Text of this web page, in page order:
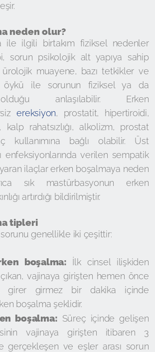
neden olur?
ile ilgili birtakım fiziksel nedenler
sorun psikolojik alt yapıya sahip
ürolojik muayene, bazı tetkikler ve
öykü ile sorunun fiziksel ya da
anlaşılabilir. Erken
ereksiyon, prostatit, hipertiroidi,
kalp rahatsızlığı, alkolizm, prostat
kullanımına bağlı olabilir. Üst
enfeksiyonlarında verilen sempatik
ilaçlar erken boşalmaya neden
sık mastürbasyonun erken
artırdığı bildirilmiştir.
tipleri
genellikle iki çeşittir:
boşalma: İlk cinsel ilişkiden
vajinaya girişten hemen önce
girer girmez bir dakika içinde
boşalma şeklidir.
boşalma: Süreç içinde gelişen
vajinaya girişten itibaren 3
gerçekleşen ve eşler arası sorun